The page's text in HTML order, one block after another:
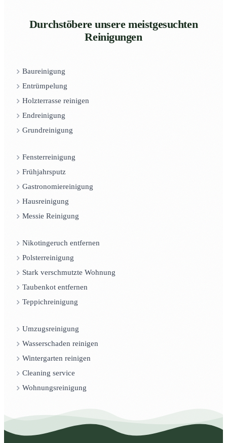
Durchstöbere unsere meistgesuchten
Reinigungen
Baureinigung
Entrümpelung
Holzterrasse reinigen
Endreinigung
Grundreinigung
Fensterreinigung
Frühjahrsputz
Gastronomiereinigung
Hausreinigung
Messie Reinigung
Nikotingeruch entfernen
Polsterreinigung
Stark verschmutzte Wohnung
Taubenkot entfernen
Teppichreinigung
Umzugsreinigung
Wasserschaden reinigen
Wintergarten reinigen
Cleaning service
Wohnungsreinigung